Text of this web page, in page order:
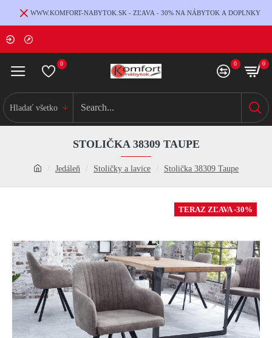
WWW.KOMFORT-NABYTOK.SK - ZĽAVA - 30% NA NÁBYTOK A DOPLNKY
0 0 0
Hladať všetko
Jedáleň Stoličky a lavice Stolička 38309 Taupe
STOLIČKA 38309 TAUPE
TERAZ ZĽAVA -30%